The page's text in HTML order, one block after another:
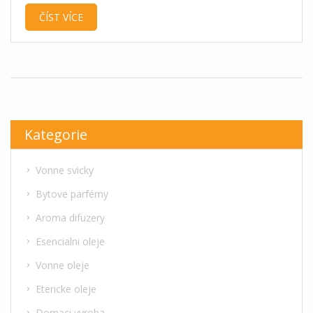
na životní prostředí a ekologii. Dále získáte
ČÍST VÍCE
Kategorie
Vonne svicky
Bytove parfémy
Aroma difuzery
Esencialni oleje
Vonne oleje
Etericke oleje